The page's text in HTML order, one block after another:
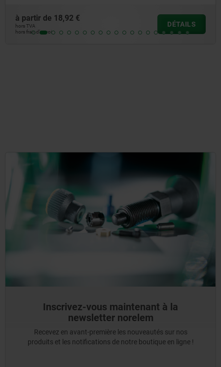
à partir de
hors frais d’envoi
Inscrivez-vous maintenant à la
newsletter norelem
Recevez en avant-première les nouveautés sur nos
produits et les notifications de notre boutique en ligne !